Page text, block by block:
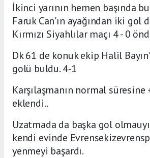
İkinci yarının hemen başında
Faruk Can'ın ayağından iki gol
Kırmızı Siyahlılar maçı 4 - 0
Dk 61 de konuk ekip Halil
golü buldu. 4-1
Karşılaşmanın normal süresine
eklendi..
Uzatmada da başka gol
kendi evinde
yenmeyi başardı.